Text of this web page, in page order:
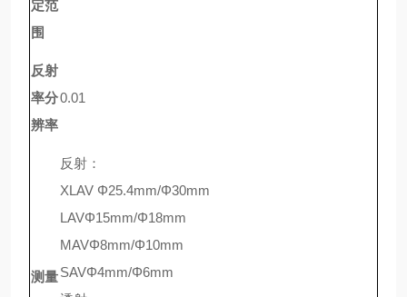
定范
围
反射
率分
辨率
0.01
测量
反射：
XLAV Φ25.4mm/Φ30mm
LAVΦ15mm/Φ18mm
MAVΦ8mm/Φ10mm
SAVΦ4mm/Φ6mm